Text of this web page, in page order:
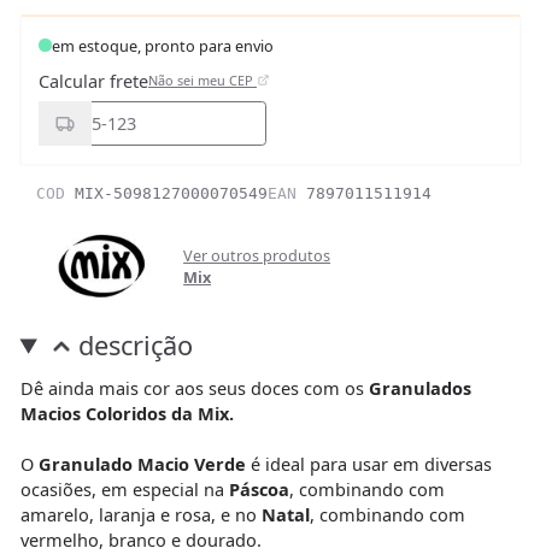
em estoque, pronto para envio
Calcular freteNão sei meu CEP
COD MIX-5098127000070549EAN 7897011511914
Ver outros produtos
Mix
descrição
Dê ainda mais cor aos seus doces com os Granulados
Macios Coloridos da Mix.
O Granulado Macio Verde é ideal para usar em diversas
ocasiões, em especial na Páscoa, combinando com
amarelo, laranja e rosa, e no Natal, combinando com
vermelho, branco e dourado.